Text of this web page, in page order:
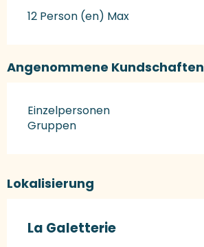
12 Person (en) Max
Angenommene Kundschaften
Einzelpersonen
Gruppen
Lokalisierung
La Galetterie